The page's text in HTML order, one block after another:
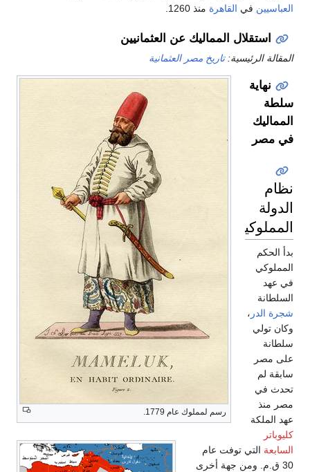
العباسيين في القاهرة منذ 1260.
استقلال المماليك عن العثمانيين
المقالة الرئيسية:تاريخ مصر العثمانية
رسم لمملوك عام 1779.
نهاية
سلطة
المماليك
في مصر
نظام
الدولة
المملوكية
بدأ الحكم
المملوكي
في عهد
السلطانة
شجرة الدر ،
وكان تولي
سلطانة
على مصر
سابقة لم
تحدث في
مصر منذ
عهد الملكة
كليوباتر
السابعة التي توفت عام
30 ق.م. ومن جهة أخرى